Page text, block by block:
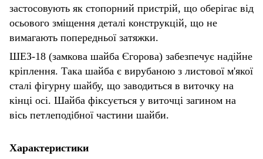
застосовують як стопорний пристрій, що оберігає від
осьового зміщення деталі конструкцій, що не
вимагають попередньої затяжки.
ШЕЗ-18 (замкова шайба Єгорова) забезпечує надійне
кріплення. Така шайба є вирубаною з листової м'якої
сталі фігурну шайбу, що заводиться в виточку на
кінці осі. Шайба фіксується у виточці загином на
вісь петлеподібної частини шайби.
Характеристики